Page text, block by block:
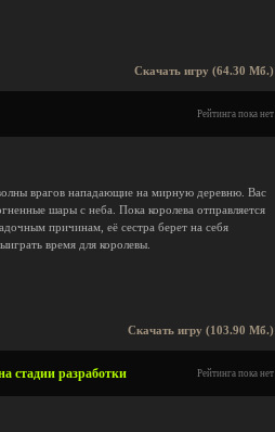
Скачать игру (64.30 Мб.)
Рейтинга пока нет
врагов нападающие на мирную деревню. Вас
шары с неба. Пока королева отправляется
причинам, её сестра берет на себя
время для королевы.
Скачать игру (103.90 Мб.)
стадии разработки Рейтинга пока нет